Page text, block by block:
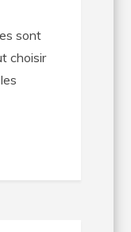
sont
choisir